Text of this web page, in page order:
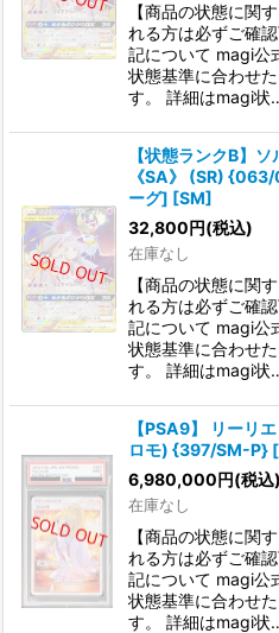
【商品の状態に関
れる方は必ずご確
記について magi公
状態基準に合わせ
す。 詳細はmagi状
【状態ランクB】
《SA》 (SR)
ーグ] [SM]
32,800円(税込)
在庫なし
【商品の状態に関
れる方は必ずご確
記について magi公
状態基準に合わせ
す。 詳細はmagi状
【PSA9】 リーリ
ロモ) {397/SM-P}
6,980,000円(税込)
在庫なし
【商品の状態に関
れる方は必ずご確
記について magi公
状態基準に合わせ
す。 詳細はmagi状